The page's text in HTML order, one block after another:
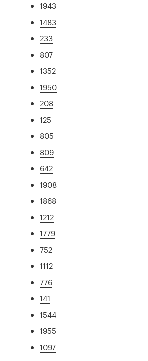
1943
1483
233
807
1352
1950
208
125
805
809
642
1908
1868
1212
1779
752
1112
776
141
1544
1955
1097